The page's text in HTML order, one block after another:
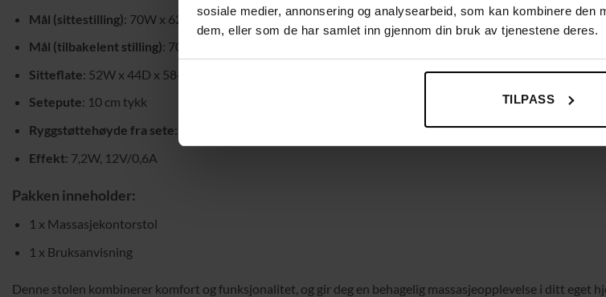
sosiale medier, annonsering og analysearbeid, som kan kombinere den
dem, eller som de har samlet inn gjennom din bruk av tjenestene deres.
TILPASS
Mål (sittestilling): 70W x 62D x 120-130H cm
Mål (tilbakelent stilling): 70W x 123D x 96-106H cm
Sitteflate: 52W x 44D x 58-86H cm
Setepute: 10 cm tykk
Ryggstøttehøyde fra sete: 67 cm
Effekt: 7,2W, 12V/0,6A
Pakken inneholder:
1 x Massasjekontorstol
1 x Bruksanvisning
Denne stolen kombinerer komfort og funksjonalitet, og gir deg en behagelig massasjeopplevelse i ditt eget